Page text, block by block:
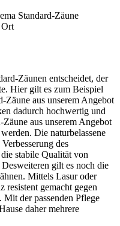
Standard-Zäune
Ort
Zäunen entscheidet, der
Hier gilt es zum Beispiel
Zäune aus unserem Angebot
dadurch hochwertig und
aus unserem Angebot
Die naturbelassene
des
stabile Qualität von
gilt es noch die
Mittels Lasur oder
resistent gemacht gegen
Mit der passenden Pflege
daher mehrere